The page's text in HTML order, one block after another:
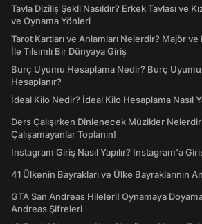
Tavla Diziliş Şekli Nasıldır? Erkek Tavlası ve
ve Oynama Yönleri
Tarot Kartları ve Anlamları Nelerdir? Majör
İle Tılsımlı Bir Dünyaya Giriş
Burç Uyumu Hesaplama Nedir? Burç
Hesaplanır?
İdeal Kilo Nedir? İdeal Kilo Hesaplama Nasıl
Ders Çalışırken Dinlenecek Müzikler
Çalışamayanlar Toplanın!
Instagram Giriş Nasıl Yapılır? Instagram'a
41 Ülkenin Bayrakları ve Ülke Bayraklarının
GTA San Andreas Hileleri! Oynamaya
Andreas Şifreleri